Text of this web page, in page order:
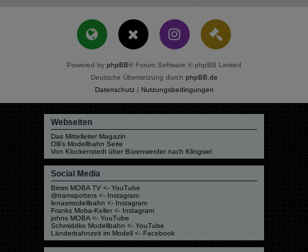
Powered by phpBB® Forum Software © phpBB Limited
Deutsche Übersetzung durch phpBB.de
Datenschutz| Nutzungsbedingungen
Webseiten
Das Mittelleiter Magazin
Olli's Modellbahn Seite
Von Klockenstedt über Bürenwerder nach Klingsiel
Social Media
Bimm MOBA TV <- YouTube
@tramspotters <- Instagram
lenasmodellbahn <- Instagram
Franks Moba-Keller <- Instagram
johns MOBA <- YouTube
Schmiddko Modellbahn <- YouTube
Länderbahnzeit im Modell <- Facebook